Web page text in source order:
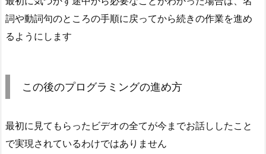
詞や動詞句のところの手順に戻ってから続きの作業を進め
るようにします
この後のプログラミングの進め方
最初に見てもらったビデオの全てが今までお話ししたこと
で実現されているわけではありません